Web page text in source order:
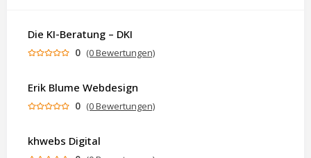
Die KI-Beratung – DKI
0 (0 Bewertungen)
Erik Blume Webdesign
0 (0 Bewertungen)
khwebs Digital